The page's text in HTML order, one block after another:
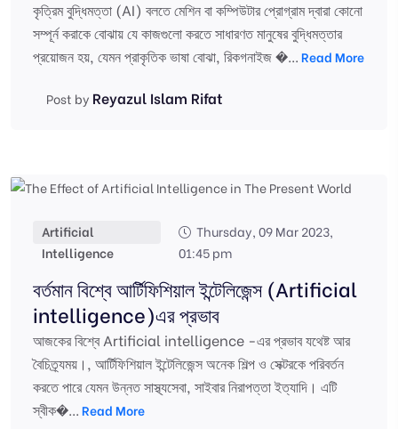
কৃত্রিম বুদ্ধিমত্তা (AI) বলতে মেশিন বা কম্পিউটার প্রোগ্রাম দ্বারা কোনো
সম্পূর্ন করাকে বোঝায় যে কাজগুলো করতে সাধারণত মানুষের বুদ্ধিমত্তার
প্রয়োজন হয়, যেমন প্রাকৃতিক ভাষা বোঝা, রিকগনাইজ �...Read More
Post by Reyazul Islam Rifat
Artificial
Intelligence
Thursday, 09 Mar 2023,
01:45 pm
বর্তমান বিশ্বে আর্টিফিশিয়াল ইন্টেলিজেন্স (Artificial
intelligence)এর প্রভাব
আজকের বিশ্বে Artificial intelligence -এর প্রভাব যথেষ্ট আর
বৈচিত্র্যময়।, আর্টিফিশিয়াল ইন্টেলিজেন্স অনেক শিল্প ও সেক্টরকে পরিবর্তন
করতে পারে যেমন উন্নত সাস্থ্যসেবা, সাইবার নিরাপত্তা ইত্যাদি। এটি
স্বীক�...Read More